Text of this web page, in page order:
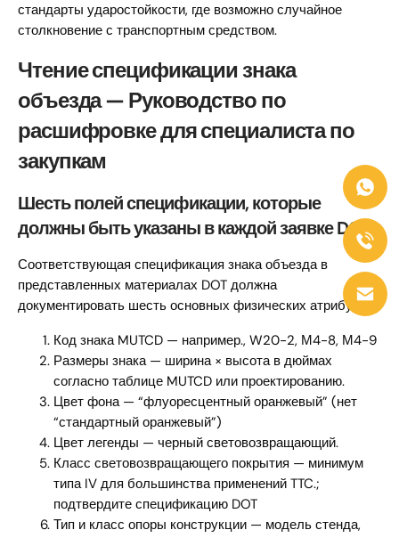
стандарты ударостойкости, где возможно случайное
столкновение с транспортным средством.
Чтение спецификации знака
объезда — Руководство по
расшифровке для специалиста по
закупкам
Шесть полей спецификации, которые
должны быть указаны в каждой заявке DOT
Соответствующая спецификация знака объезда в
представленных материалах DOT должна
документировать шесть основных физических атрибутов.:
Код знака MUTCD — например., W20-2, М4-8, М4-9
Размеры знака — ширина × высота в дюймах
согласно таблице MUTCD или проектированию.
Цвет фона — “флуоресцентный оранжевый” (нет
“стандартный оранжевый”)
Цвет легенды — черный световозвращающий.
Класс световозвращающего покрытия — минимум
типа IV для большинства применений TTC.;
подтвердите спецификацию DOT
Тип и класс опоры конструкции — модель стенда,